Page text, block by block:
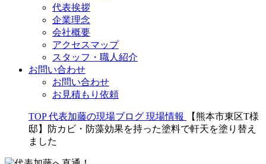
代表挨拶
企業理念
会社概要
アクセスマップ
スタッフ・職人紹介
お問い合わせ
お問い合わせ
お見積もり依頼
TOP 代表加藤の現場ブログ 現場情報
【熊本市東区T様
邸】防カビ・防藻効果を持った塗料で軒天を塗り替え
ました